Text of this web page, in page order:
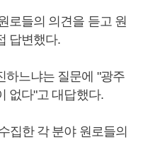
로들의 의견을 듣고 원
답변했다.
하느냐는 질문에 "광주
없다"고 대답했다.
집한 각 분야 원로들의